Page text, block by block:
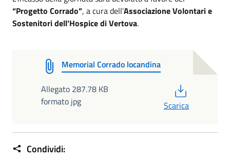
“Progetto Corrado”, a cura dell’Associazione Volontari e
Sostenitori dell’Hospice di Vertova.
Memorial Corrado locandina
Allegato 287.78 KB
formato jpg
Scarica
Condividi: